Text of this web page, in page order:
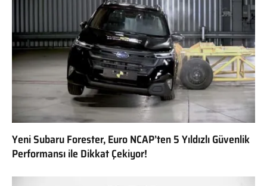
Yeni Subaru Forester, Euro NCAP’ten 5 Yıldızlı Güvenlik
Performansı ile Dikkat Çekiyor!